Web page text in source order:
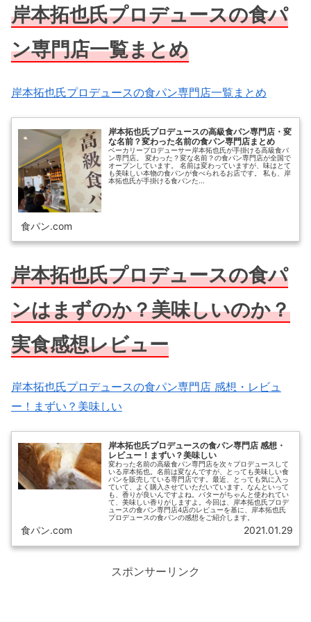
岸本拓也氏プロデュースの食パ
ン専門店一覧まとめ
岸本拓也氏プロデュースの食パン専門店一覧まとめ
岸本拓也氏プロデュースの高級食パン専門店・変
な名前？変わった名前の食パン専門店まとめ
ベーカリープロデューサー岸本拓也氏が手掛ける高級食パ
ン専門店。 変わった？変な名前？の食パン専門店が全国で
オープンしています。 名前は変わっていますが、味はとて
も美味しい本物の食パンが食べられるお店です。 私も、岸
本拓也氏が手掛ける食パンた...
食パン.com
岸本拓也氏プロデュースの食パ
ンはまずのか？美味しいのか？
実食感想レビュー
岸本拓也氏プロデュースの食パン専門店 感想・レビュ
ー！まずい？美味しい
岸本拓也氏プロデュースの食パン専門店 感想・
レビュー！まずい？美味しい
変わった名前の高級食パン専門店を次々プロデュースして
いる岸本拓也。名前は変なんですが、とっても美味しい食
パンを販売している専門店です。最近、とっても気に入っ
ていて、よく購入させていただいています。なんといって
も、香りが良いんですよね。バターがちゃんと使われてい
て、美味しい香りがしますよ。今回は、岸本拓也氏プロデ
ュースの食パン専門店4店のレビューを基に、岸本拓也氏
プロデュースの食パンの感想をご紹介します。
食パン.com 2021.01.29
スポンサーリンク